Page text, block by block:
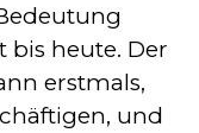
bis heute. Der
erstmals,
und